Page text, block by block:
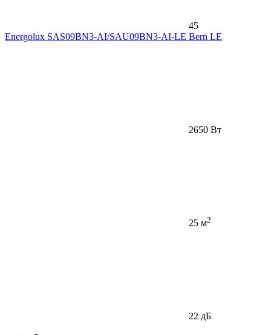
45
Energolux SAS09BN3-AI/SAU09BN3-AI-LE Bern LE
2650 Вт
25 м2
22 дБ